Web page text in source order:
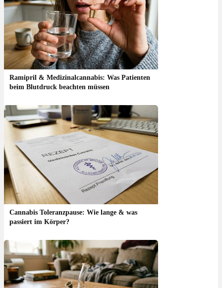
Ramipril & Medizinalcannabis: Was Patienten
beim Blutdruck beachten müssen
Cannabis Toleranzpause: Wie lange & was
passiert im Körper?